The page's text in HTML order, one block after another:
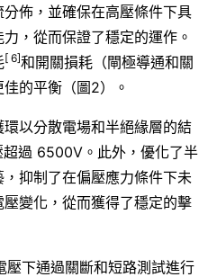
佈，並確保在高壓條件下具
，從而保證了穩定的運作。
[ 6]和開關損耗（閘極導通和關
的平衡（圖2）。
以分散電場和半絕緣層的結
過 6500V。此外，優化了半
抑制了在偏壓應力條件下未
變化，從而獲得了穩定的擊
下通過關斷和短路測試進行